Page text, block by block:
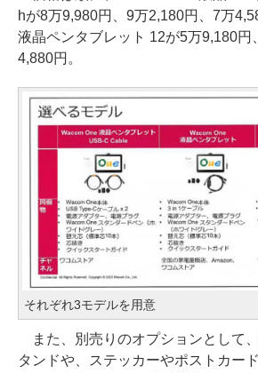
hが8万9,980円、9万2,180円、7万
液晶ペンタブレット 12が5万9,180円
4,880円。
それぞれ3モデルを用意
また、別売りのオプションとして
タンドや、ステッカーやポストカー